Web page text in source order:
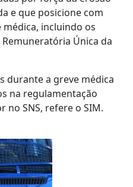
e que posicione com
médica, incluindo os
Única da
durante a greve médica
na regulamentação
no SNS, refere o SIM.